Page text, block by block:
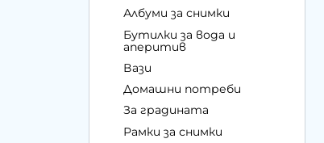
Албуми за снимки
Бутилки за вода и
аперитив
Вази
Домашни потреби
За градината
Рамки за снимки